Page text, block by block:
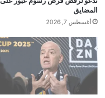
ا
ل
ع
ل
ى
ا
أ
م
ر
ك
ي
ة
المضايق
أغسطس 7, 2026